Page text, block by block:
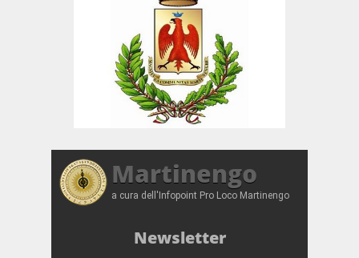
Martinengo
a cura dell'Infopoint Pro Loco Martinengo
Newsletter